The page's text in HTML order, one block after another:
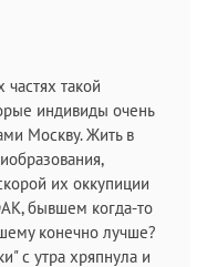
такой
индивиды очень
Москву. Жить в
их оккупиции
бывшем когда-то
конечно лучше?
с утра хряпнула и